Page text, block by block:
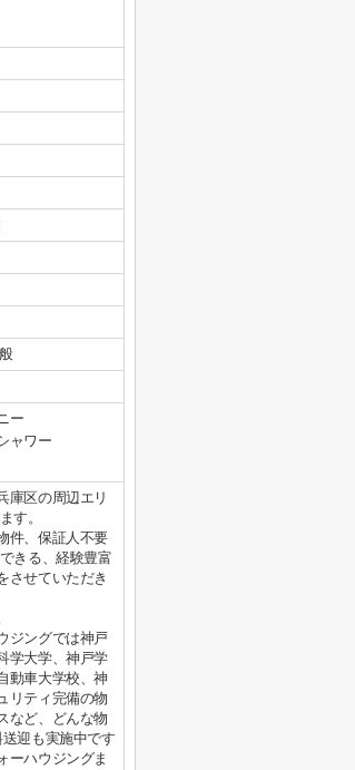
ー
ャワー
庫区の周辺エリ
す。
件、保証人不要
きる、経験豊富
させていただき
ジングでは神戸
学大学、神戸学
動車大学校、神
リティ完備の物
など、どんな物
迎も実施中です
ーハウジングま